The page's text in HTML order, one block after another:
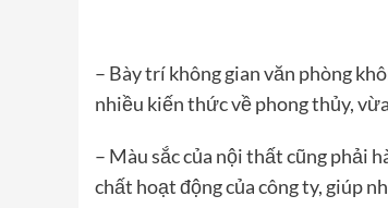
– Bày trí không gian văn phòng
nhiều kiến thức về phong thủy,
– Màu sắc của nội thất cũng phải
chất hoạt động của công ty, giúp